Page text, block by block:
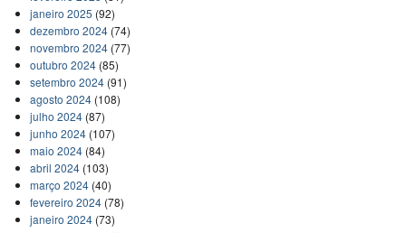
janeiro 2025 (92)
dezembro 2024(74)
novembro 2024(77)
outubro 2024(85)
setembro 2024(91)
agosto 2024(108)
julho 2024(87)
junho 2024(107)
maio 2024(84)
abril 2024(103)
março 2024(40)
fevereiro 2024(78)
janeiro 2024(73)